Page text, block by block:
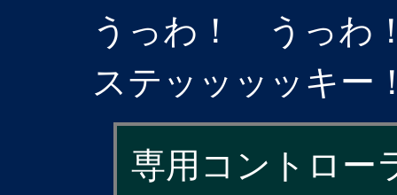
うっわ！ うっわ
ステッッッッキー
専用コントロー